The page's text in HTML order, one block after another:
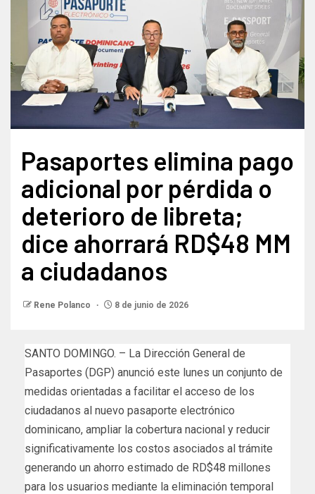
Pasaportes elimina pago
adicional por pérdida o
deterioro de libreta;
dice ahorrará RD$48 MM
a ciudadanos
Rene Polanco 8 de junio de 2026
SANTO DOMINGO. – La Dirección General de
Pasaportes (DGP) anunció este lunes un conjunto de
medidas orientadas a facilitar el acceso de los
ciudadanos al nuevo pasaporte electrónico
dominicano, ampliar la cobertura nacional y reducir
significativamente los costos asociados al trámite
generando un ahorro estimado de RD$48 millones
para los usuarios mediante la eliminación temporal